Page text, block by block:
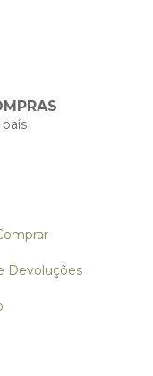
Devoluções